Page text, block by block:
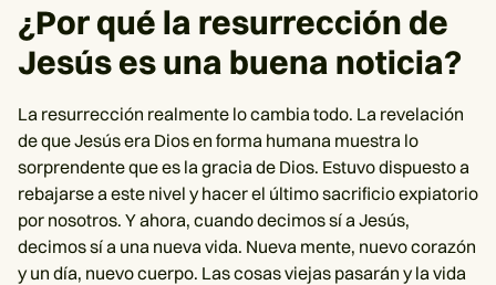
¿Por qué la resurrección de
Jesús es una buena noticia?
La resurrección realmente lo cambia todo. La revelación
de que Jesús era Dios en forma humana muestra lo
sorprendente que es la gracia de Dios. Estuvo dispuesto a
rebajarse a este nivel y hacer el último sacrificio expiatorio
por nosotros. Y ahora, cuando decimos sí a Jesús,
decimos sí a una nueva vida. Nueva mente, nuevo corazón
y un día, nuevo cuerpo. Las cosas viejas pasarán y la vida